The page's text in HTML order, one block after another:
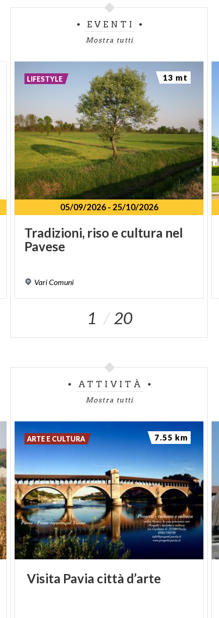
EVENTI
Mostra tutti
05/09/2026- 25/10/2026
Tradizioni, risoecultura nel
Pavese
VariComuni
LIFESTYLE 13 mt
1 20
ATTIVITÀ
Mostra tutti
Visita Pavia città d’arte
ARTE E CULTURA 7.55 km